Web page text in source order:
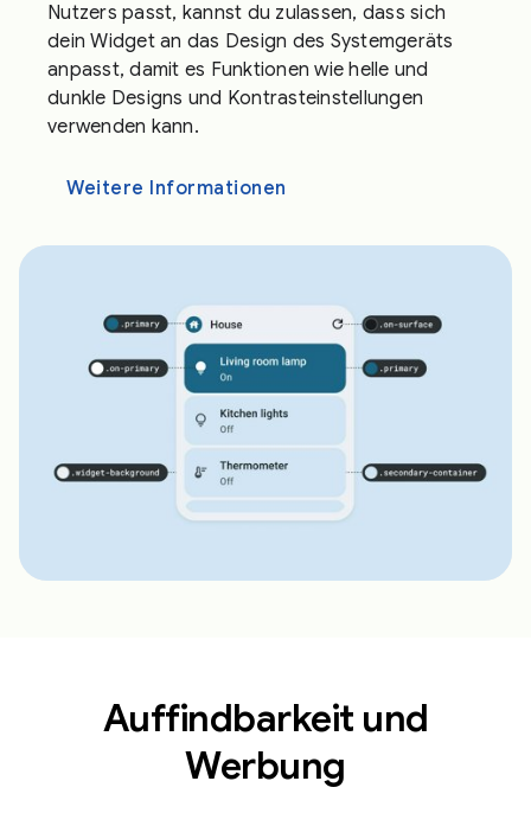
Nutzers passt, kannst du zulassen, dass sich
dein Widget an das Design des Systemgeräts
anpasst, damit es Funktionen wie helle und
dunkle Designs und Kontrasteinstellungen
verwenden kann.
Weitere Informationen
Auffindbarkeit und
Werbung